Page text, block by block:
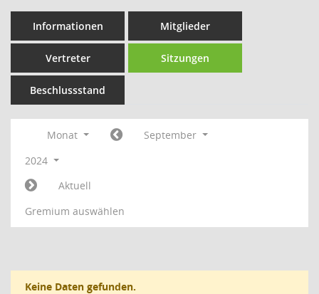
Informationen Mitglieder
Vertreter Sitzungen
Beschlussstand
Monat
September
2024
Aktuell
Gremium auswählen
Keine Daten gefunden.